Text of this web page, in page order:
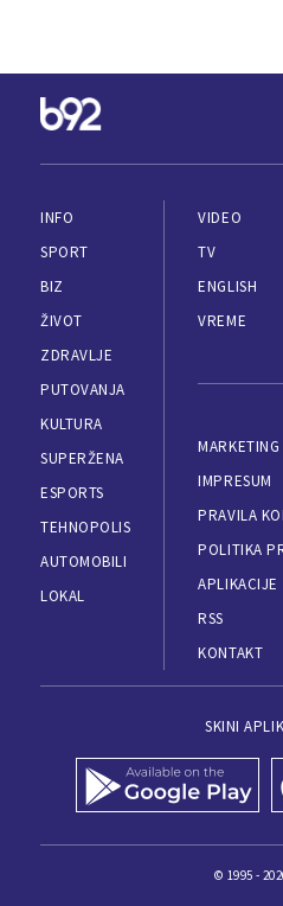
INFO
SPORT
BIZ
ŽIVOT
ZDRAVLJE
PUTOVANJA
KULTURA
SUPERŽENA
ESPORTS
TEHNOPOLIS
AUTOMOBILI
LOKAL
VIDEO
TV
ENGLISH
VREME
MARKETING
IMPRESUM
PRAVILA
POLITIKA
APLIKACIJE
RSS
KONTAKT
SKINI
© 1995 -